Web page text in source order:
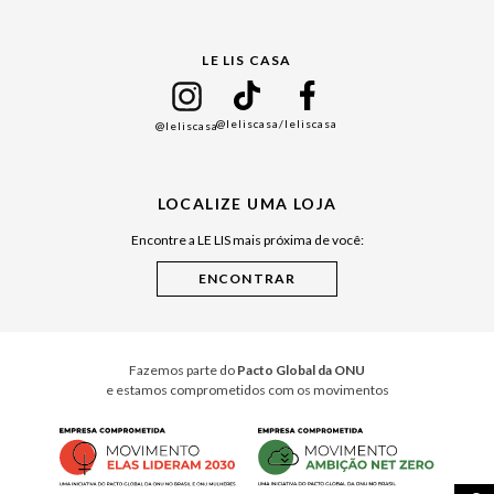
Cuidados Casa
LE LIS CASA
@leliscasa@leliscasa/leliscasa
LOCALIZE UMA LOJA
Encontre a LE LIS mais próxima de você:
Fazemos parte do Pacto Global da ONU
e estamos comprometidos com os movimentos